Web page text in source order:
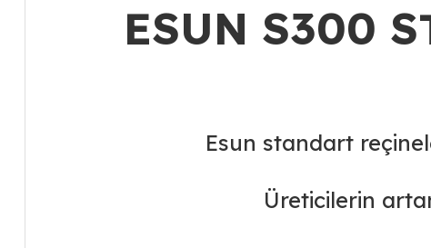
ESUN S300
Esun standart
Üreticilerin